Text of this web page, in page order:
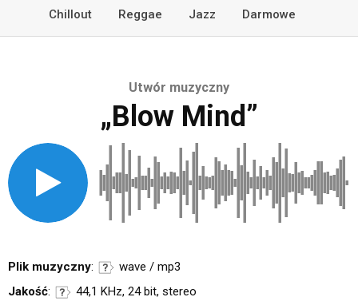
Chillout
Reggae Jazz Darmowe
Utwór muzyczny
„Blow Mind”
Plik muzyczny:
wave / mp3
Jakość:
44,1 KHz, 24 bit, stereo